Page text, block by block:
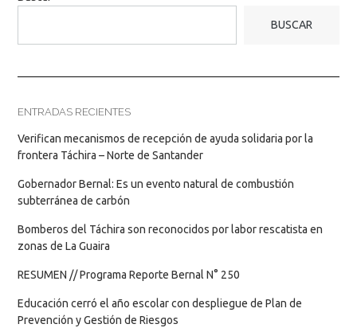
BUSCAR
ENTRADAS RECIENTES
Verifican mecanismos de recepción de ayuda solidaria por la
frontera Táchira – Norte de Santander
Gobernador Bernal: Es un evento natural de combustión
subterránea de carbón
Bomberos del Táchira son reconocidos por labor rescatista en
zonas de La Guaira
RESUMEN // Programa Reporte Bernal N° 250
Educación cerró el año escolar con despliegue de Plan de
Prevención y Gestión de Riesgos